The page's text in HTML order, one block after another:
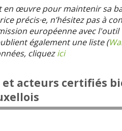
en œuvre pour maintenir sa
précis·e, n’hésitez pas à
européenne avec l'outil
également une liste (
cliquezici
acteurs certifiés